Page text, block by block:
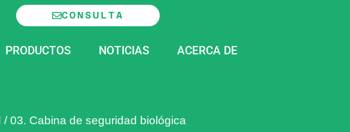
CONSULTA
PRODUCTOS NOTICIAS ACERCA DE
/03. Cabina de seguridad biológica